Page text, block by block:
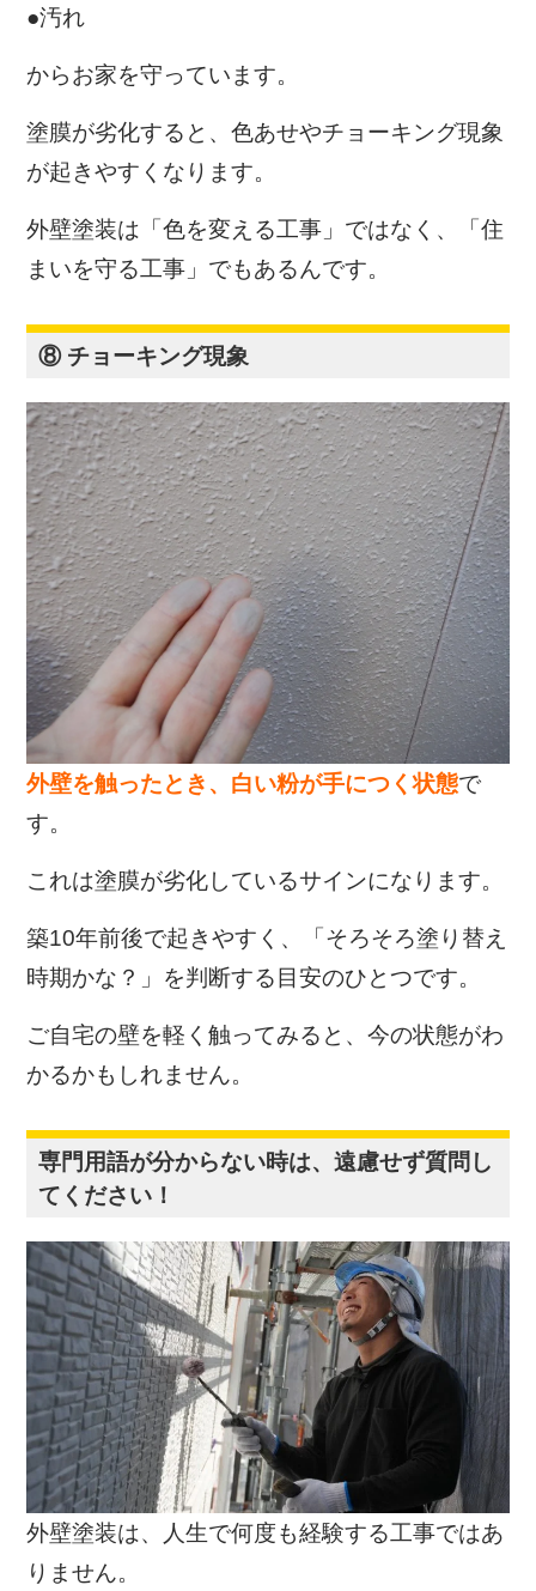
●汚れ
からお家を守っています。
塗膜が劣化すると、色あせやチョーキング現象
が起きやすくなります。
外壁塗装は「色を変える工事」ではなく、「住
まいを守る工事」でもあるんです。
⑧ チョーキング現象
外壁を触ったとき、白い粉が手につく状態で
す。
これは塗膜が劣化しているサインになります。
築10年前後で起きやすく、「そろそろ塗り替え
時期かな？」を判断する目安のひとつです。
ご自宅の壁を軽く触ってみると、今の状態がわ
かるかもしれません。
専門用語が分からない時は、遠慮せず質問し
てください！
外壁塗装は、人生で何度も経験する工事ではあ
りません。